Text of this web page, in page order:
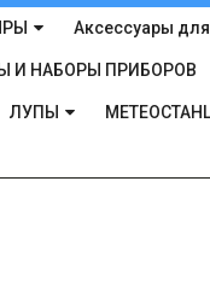
Аксессуары
И НАБОРЫ ПРИБОРОВ
ЛУПЫ